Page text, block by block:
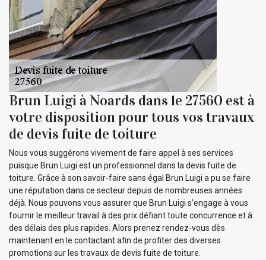
Brun Luigi à Noards dans le 27560 est à
votre disposition pour tous vos travaux
de devis fuite de toiture
Nous vous suggérons vivement de faire appel à ses services
puisque Brun Luigi est un professionnel dans la devis fuite de
toiture. Grâce à son savoir-faire sans égal Brun Luigi a pu se faire
une réputation dans ce secteur depuis de nombreuses années
déjà. Nous pouvons vous assurer que Brun Luigi s’engage à vous
fournir le meilleur travail à des prix défiant toute concurrence et à
des délais des plus rapides. Alors prenez rendez-vous dès
maintenant en le contactant afin de profiter des diverses
promotions sur les travaux de devis fuite de toiture.